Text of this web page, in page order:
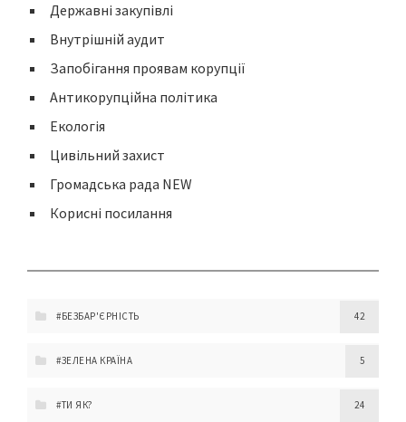
Державні закупівлі
Внутрішній аудит
Запобігання проявам корупції
Антикорупційна політика
Екологія
Цивільний захист
Громадська рада NEW
Корисні посилання
#БЕЗБАР'ЄРНІСТЬ 42
#ЗЕЛЕНА КРАЇНА 5
#ТИ ЯК? 24